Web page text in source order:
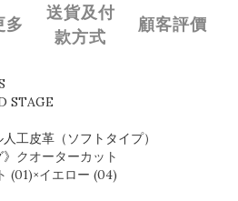
多
送貨及付
款方式
顧客評價
STAGE
工皮革（ソフトタイプ）
クオーターカット
(01)×イエロー (04)